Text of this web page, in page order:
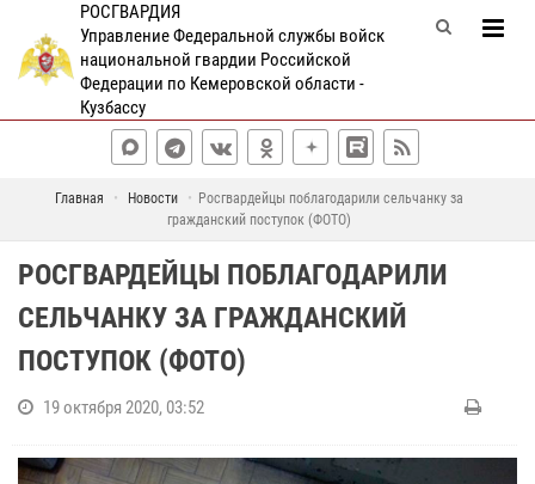
РОСГВАРДИЯ
Управление Федеральной службы войск
национальной гвардии Российской
Федерации по Кемеровской области -
Кузбассу
Главная Новости
Росгвардейцы поблагодарили сельчанку за
гражданский поступок (ФОТО)
РОСГВАРДЕЙЦЫ ПОБЛАГОДАРИЛИ
СЕЛЬЧАНКУ ЗА ГРАЖДАНСКИЙ
ПОСТУПОК (ФОТО)
19 октября 2020, 03:52